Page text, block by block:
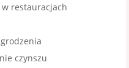
restauracjach
czynszu